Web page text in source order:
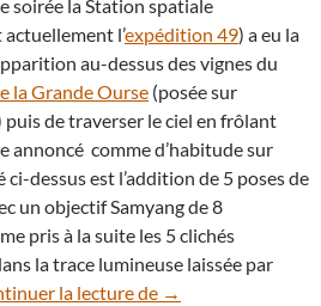
soirée la Station spatiale
l’expédition 49) a eu la
au-dessus des vignes du
la Grande Ourse (posée sur
puis de traverser le ciel en frôlant
annoncé comme d’habitude sur
ci-dessus est l’addition de 5 poses de
un objectif Samyang de 8
pris à la suite les 5 clichés
la trace lumineuse laissée par
la lecture de Des vignes aux
→